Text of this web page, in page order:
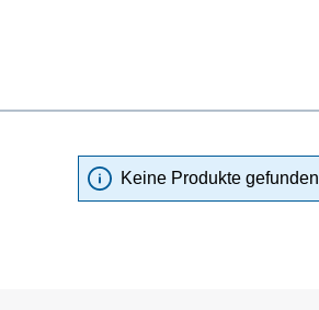
Keine Produkte